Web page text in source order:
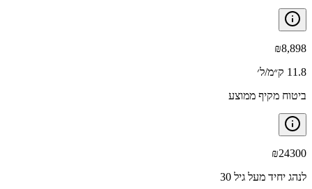
₪8,898
11.8 ק״מ/ל׳
ביטוח מקיף ממוצע
₪24300
לנהג יחיד מעל גיל 30